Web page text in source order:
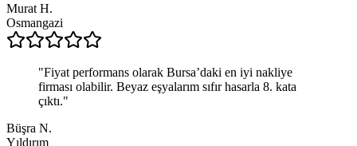
Murat H.
Osmangazi
"Fiyat performans olarak Bursa’daki en iyi nakliye
firması olabilir. Beyaz eşyalarım sıfır hasarla 8. kata
çıktı."
Büşra N.
Yıldırım